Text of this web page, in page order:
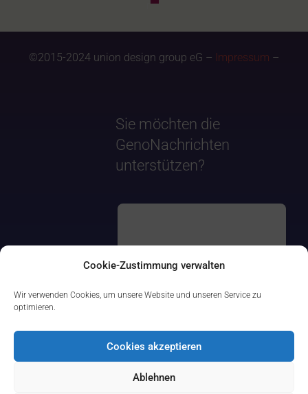
Cookie-Zustimmung verwalten
Wir verwenden Cookies, um unsere Website und unseren Service zu
optimieren.
Cookies akzeptieren
Ablehnen
©2015-2024 union design group eG – Impressum –
Sie möchten die
GenoNachrichten
unterstützen?